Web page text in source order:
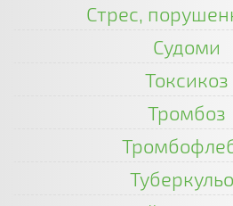
Стрес,
Судоми
Токсикоз
Тромбоз